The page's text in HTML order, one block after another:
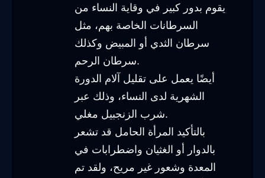
يقوم بدور كبير في وقاية النساء من
السرطانات الخاصة بهم، مثل
سرطان الثدي أو المبيض وكذلك
سرطان الرحم.
أيضًا يعمل على تقليل آلام الدورة
الشهرية لدى النساء، وذلك عبر
شرب الزنجبيل مغلي.
بالتأكيد المرأة الحامل قد تشعر
بالدوار أو الغثيان واضطرابات في
المعدة وشعور غير مريح، ولقد تم